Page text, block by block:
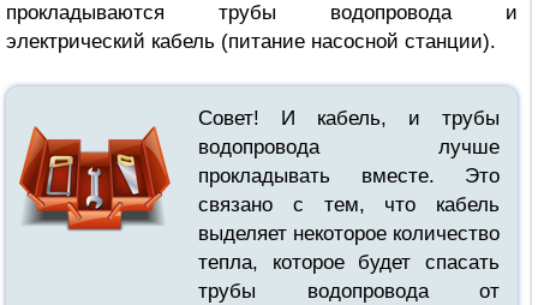
прокладываются трубы водопровода и
электрический кабель (питание насосной станции).
Совет! И кабель, и трубы
водопровода лучше
прокладывать вместе. Это
связано с тем, что кабель
выделяет некоторое количество
тепла, которое будет спасать
трубы водопровода от